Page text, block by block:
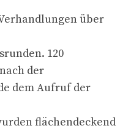
über
120
der
dem Aufruf der
flächendeckend